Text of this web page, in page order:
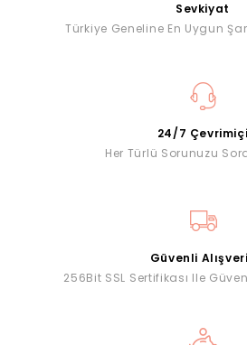
Sevkiyat
Türkiye Geneline En Uygun
24/7 Çevrimiçi
Her Türlü Sorunuzu
Güvenli
256Bit SSL Sertifikası Ile